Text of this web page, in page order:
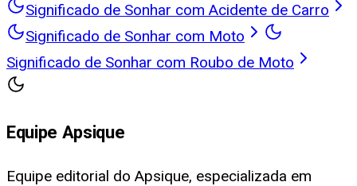
Significado de Sonhar com Acidente de Carro
Significado de Sonhar com Moto
Significado de Sonhar com Roubo de Moto
Equipe Apsique
Equipe editorial do Apsique, especializada em